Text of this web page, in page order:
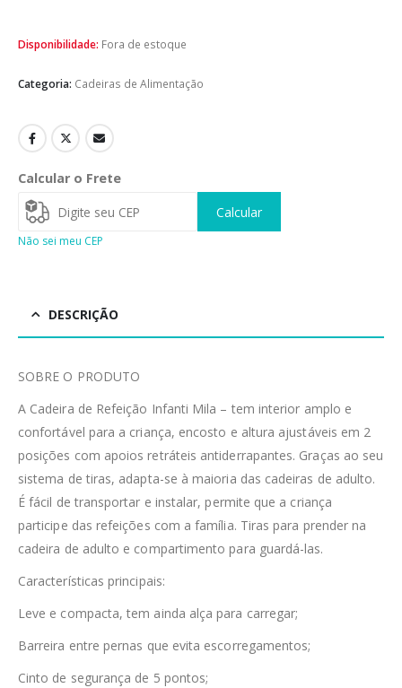
Disponibilidade: Fora de estoque
Categoria: Cadeiras de Alimentação
Calcular o Frete
Calcular
Não sei meu CEP
DESCRIÇÃO
SOBRE O PRODUTO
A Cadeira de Refeição Infanti Mila – tem interior amplo e
confortável para a criança, encosto e altura ajustáveis em 2
posições com apoios retráteis antiderrapantes. Graças ao seu
sistema de tiras, adapta-se à maioria das cadeiras de adulto.
É fácil de transportar e instalar, permite que a criança
participe das refeições com a família. Tiras para prender na
cadeira de adulto e compartimento para guardá-las.
Características principais:
Leve e compacta, tem ainda alça para carregar;
Barreira entre pernas que evita escorregamentos;
Cinto de segurança de 5 pontos;